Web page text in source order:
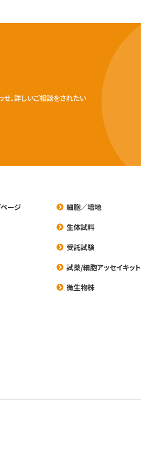
、詳しいご相談をされたい
ージ
細胞／培地
生体試料
受託試験
試薬/細胞アッセイキット
微生物株